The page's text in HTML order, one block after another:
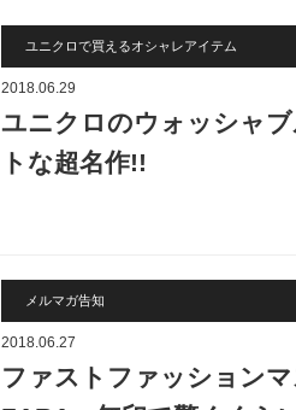
ユニクロで買えるオシャレアイテム
2018.06.29
ユニクロのウォッシャ
トな超名作!!
メルマガ告知
2018.06.27
ファストファッション